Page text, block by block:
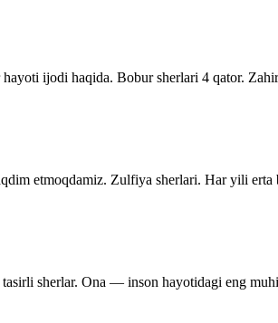
ijodi haqida. Bobur sherlari 4 qator.
etmoqdamiz. Zulfiya sherlari. Har yili erta
sherlar. Ona — inson hayotidagi eng